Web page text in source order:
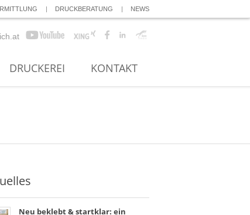
DRUCKBERATUNG NEWS
DRUCKEREI KONTAKT
Neu beklebt & startklar: ein